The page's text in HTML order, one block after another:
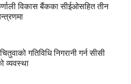
विकास बैंकका सीईओसहित तीन
गतिविधि निगरानी गर्न सीसी
व्यवस्था